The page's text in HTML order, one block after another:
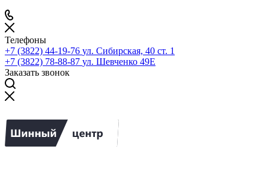
Телефоны
+7 (3822) 44-19-76 ул. Сибирская, 40 ст. 1
+7 (3822) 78-88-87 ул. Шевченко 49Е
Заказать звонок